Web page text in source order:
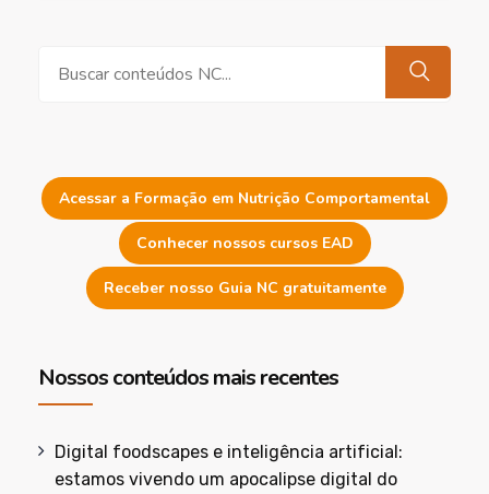
Acessar a Formação em Nutrição Comportamental
Conhecer nossos cursos EAD
Receber nosso Guia NC gratuitamente
Nossos conteúdos mais recentes
Digital foodscapes e inteligência artificial:
estamos vivendo um apocalipse digital do